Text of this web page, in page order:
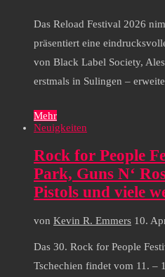
Das Reload Festival 2026
präsentiert eine
von Black Label Society,
erstmals in Sulingen –
Mehr
Neuigkeiten
Rock for People
Park, Guns N‘
Pistols und viele
von Kevin R. Emmers 10.
Das 30. Rock for People
Tschechien findet vom 11. –